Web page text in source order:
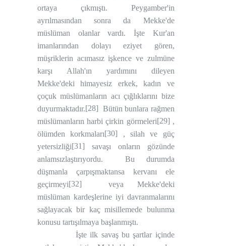
ortaya çıkmıştı. Peygamber'in
ayrılmasından sonra da Mekke'de
müslüman olanlar vardı. İşte Kur'an
imanlarından dolayı eziyet gören,
müşriklerin acımasız işkence ve zulmüne
karşı Allah'ın yardımını dileyen
Mekke'deki himayesiz erkek, kadın ve
çoçuk müslümanların acı çığlıklarını bize
duyurmaktadır.[28] Bütün bunlara rağmen
müslümanların harbi çirkin görmeleri[29] ,
ölümden korkmaları[30] , silah ve güç
yetersizliği[31] savaşı onların gözünde
anlamsızlaştırıyordu.
Bu durumda
düşmanla çarpışmaktansa kervanı ele
geçirmeyi[32]
veya Mekke'deki
müslüman kardeşlerine iyi davranmalarını
sağlayacak bir kaç misillemede bulunma
konusu tartışılmaya başlanmıştı.
İşte ilk savaş bu şartlar içinde